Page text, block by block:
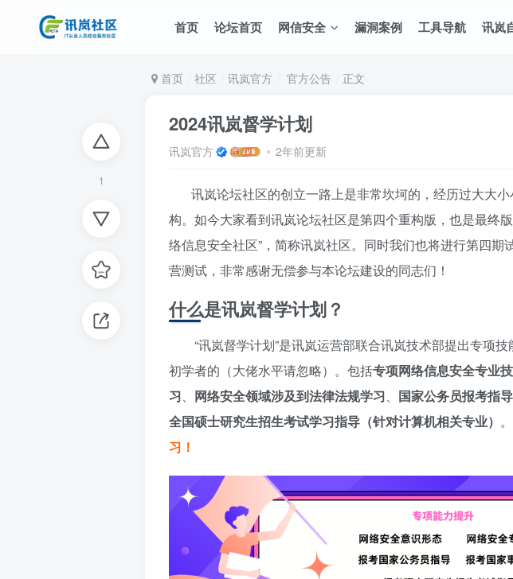
首页 论坛首页 网信安全 漏洞案例 工具导航 讯岚
1
首页 社区 讯岚官方 官方公告 正文
2024讯岚督学计划
讯岚官方 2年前更新
讯岚论坛社区的创立一路上是非常坎坷的，经历过大大小
构。如今大家看到讯岚论坛社区是第四个重构版，也是最终
络信息安全社区”，简称讯岚社区。同时我们也将进行第四期
营测试，非常感谢无偿参与本论坛建设的同志们！
什么是讯岚督学计划？
“讯岚督学计划”是讯岚运营部联合讯岚技术部提出专项技
初学者的（大佬水平请忽略）。包括专项网络信息安全专业
习、 网络安全领域涉及到法律法规学习、 国家公务员报考指
全国硕士研究生招生考试学习指导（针对计算机相关专业） 。
习！